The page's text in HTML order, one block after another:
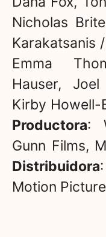
Nicholas
Karakatsanis /
Emma
Hauser,
Kirby
Productora:
Gunn Films,
Distribuidora
Motion